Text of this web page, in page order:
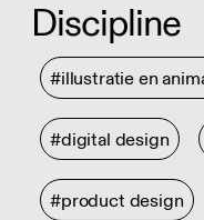
Discipline
#illustratie en
#digital design
#product design